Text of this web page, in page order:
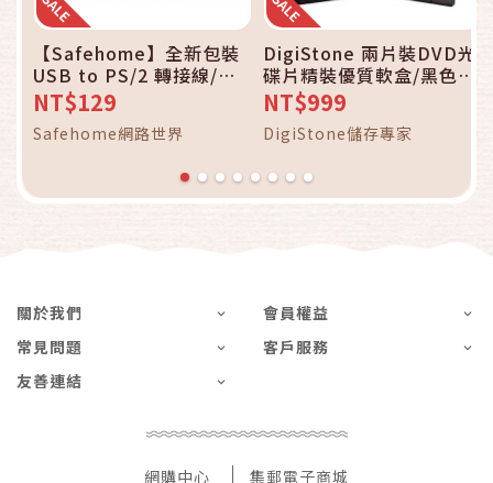
【Safehome】全新包裝
USB to PS/2 轉接線/轉
接頭，可用於 PS/2 鍵
盤、滑鼠、掃描槍、掃描
器、條碼機！CU0802
NT$129
Safehome網路世界
DigiStone 兩片裝DVD光
碟片精裝優質軟盒/黑色
100PCS
NT$999
DigiStone儲存專家
關於我們
會員權益
常見問題
客戶服務
友善連結
網購中心 集郵電子商城